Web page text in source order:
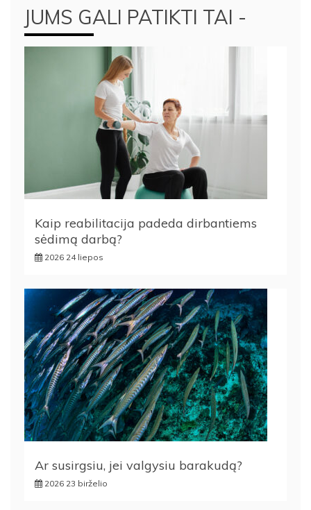
JUMS GALI PATIKTI TAI -
Kaip reabilitacija padeda dirbantiems
sėdimą darbą?
2026 24 liepos
Ar susirgsiu, jei valgysiu barakudą?
2026 23 birželio